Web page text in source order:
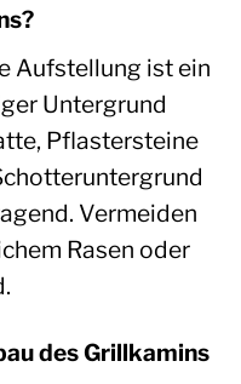
Aufstellung ist ein
Untergrund
Pflastersteine
Vermeiden
Rasen oder
des Grillkamins